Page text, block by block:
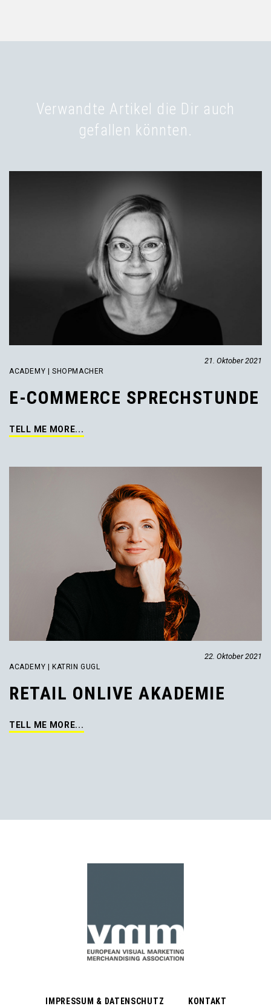
Verwandte Artikel die Dir auch
gefallen könnten.
21. Oktober 2021
ACADEMY | SHOPMACHER
E-COMMERCE SPRECHSTUNDE
TELL ME MORE...
22. Oktober 2021
ACADEMY | KATRIN GUGL
RETAIL ONLIVE AKADEMIE
TELL ME MORE...
IMPRESSUM & DATENSCHUTZ KONTAKT